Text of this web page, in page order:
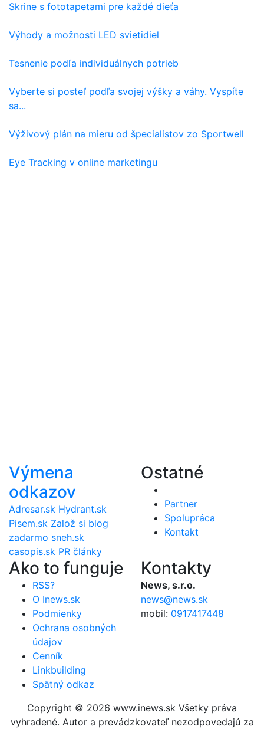
Skrine s fototapetami pre každé dieťa
Výhody a možnosti LED svietidiel
Tesnenie podľa individuálnych potrieb
Vyberte si posteľ podľa svojej výšky a váhy. Vyspíte
sa...
Výživový plán na mieru od špecialistov zo Sportwell
Eye Tracking v online marketingu
Výmena
odkazov
Adresar.sk Hydrant.sk
Pisem.sk Založ si blog
zadarmo sneh.sk
casopis.sk PR články
Ostatné
Partner
Spolupráca
Kontakt
Ako to funguje
RSS?
O Inews.sk
Podmienky
Ochrana osobných
údajov
Cenník
Linkbuilding
Spätný odkaz
Kontakty
News, s.r.o.
news@news.sk
mobil: 0917417448
Copyright © 2026 www.inews.sk Všetky práva
vyhradené. Autor a prevádzkovateľ nezodpovedajú za